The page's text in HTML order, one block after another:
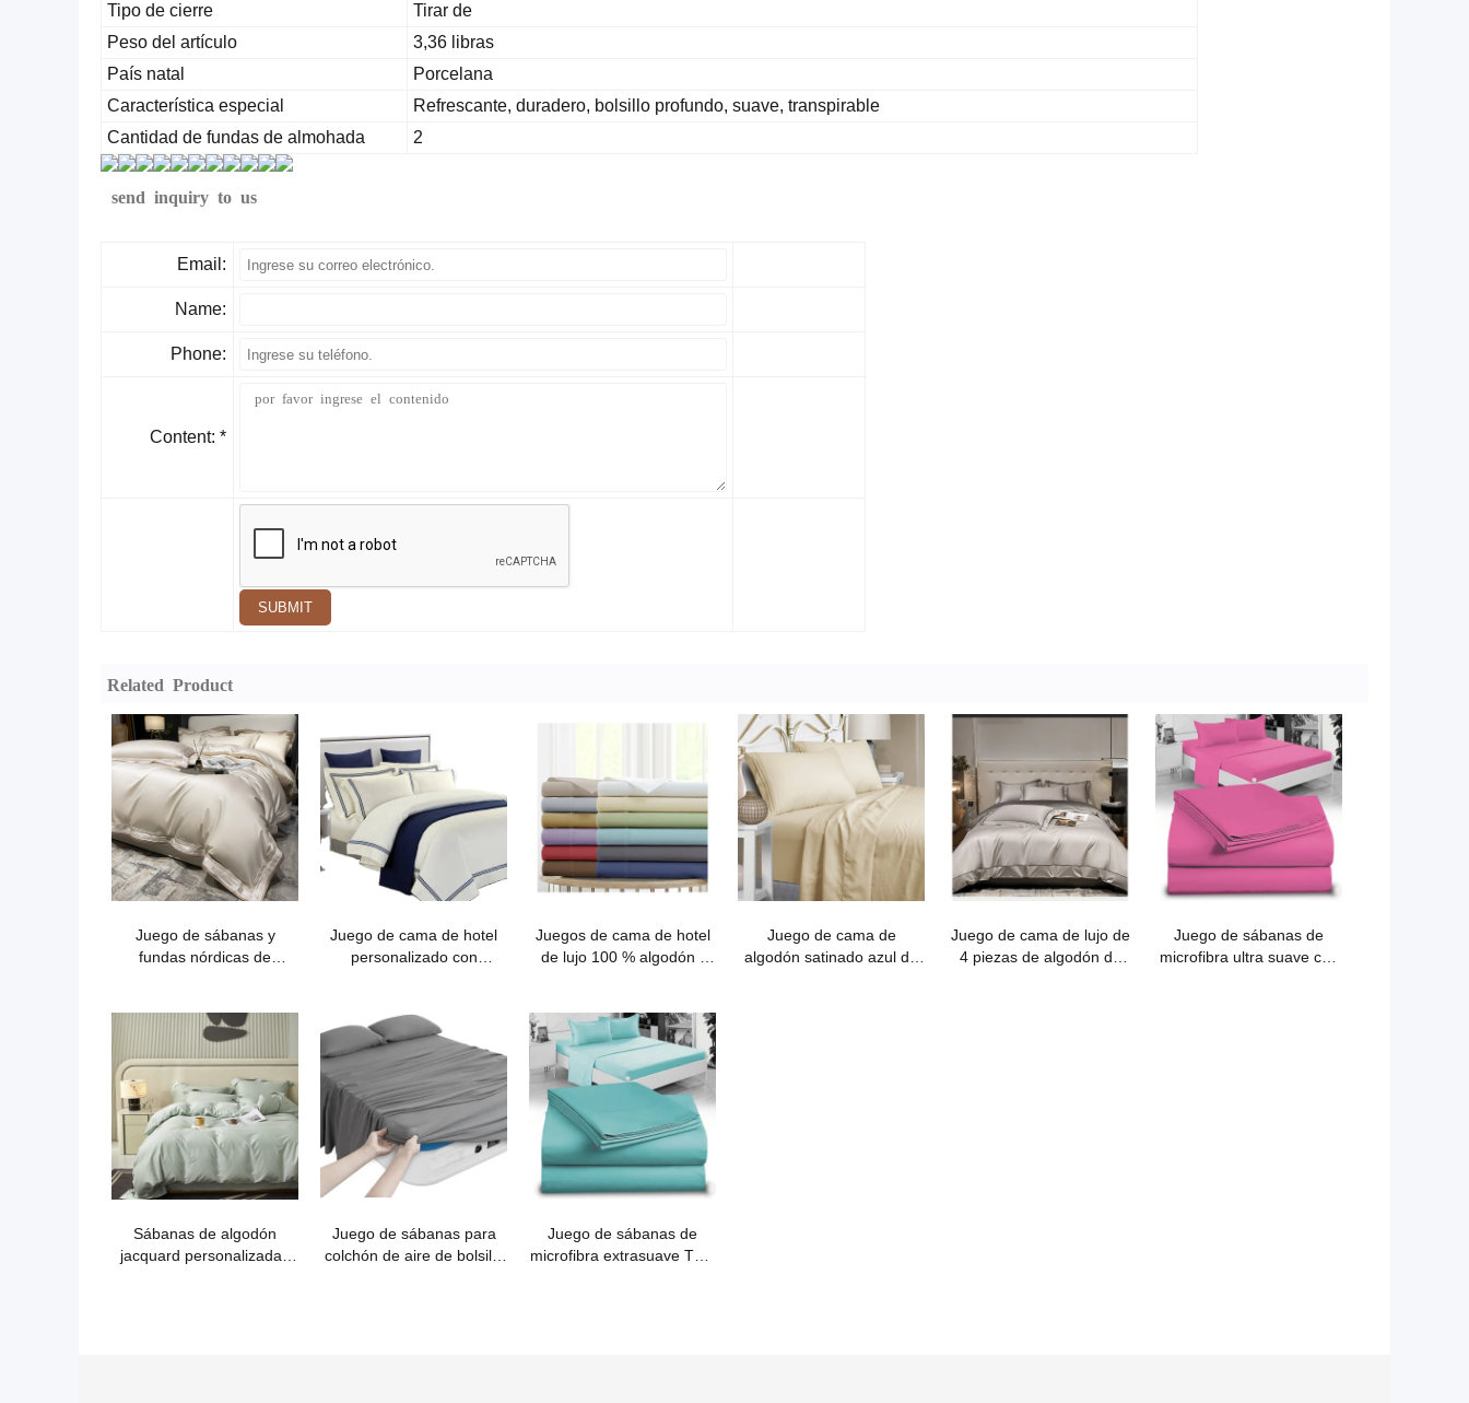
Tipo de cierre
Tirar de
Peso del artículo
3,36 libras
País natal
Porcelana
Característica especial
Refrescante, duradero, bolsillo profundo, suave, transpirable
Cantidad de fundas de almohada
2
send inquiry to us
Email:
Name:
Phone:
Content: *
SUBMIT
Related Product
Juego de sábanas y
fundas nórdicas de
Runchao
Juego de cama de hotel
personalizado con
Juegos de cama de hotel
de lujo 100 % algodón -
Juego de cama de
algodón satinado azul de
Juego de cama de lujo de
4 piezas de algodón de
Juego de sábanas de
microfibra ultra suave con
Sábanas de algodón
jacquard personalizadas
Juego de sábanas para
colchón de aire de bolsillo
Juego de sábanas de
microfibra extrasuave Twin